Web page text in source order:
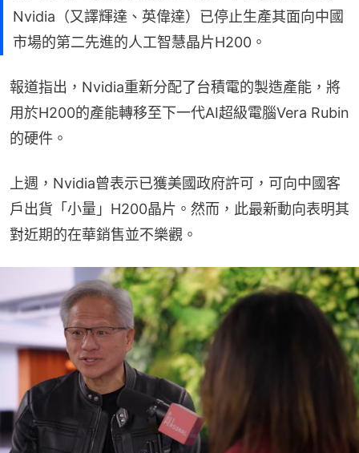
Nvidia（又譯輝達、英偉達）已停止生產其面向中國
市場的第二先進的人工智慧晶片H200。
報道指出，Nvidia重新分配了台積電的製造產能，將
用於H200的產能轉移至下一代AI超級電腦Vera Rubin
的硬件。
上週，Nvidia曾表示已獲美國政府許可，可向中國客
戶出貨「小量」H200晶片。然而，此最新動向表明其
對近期的在華銷售並不樂觀。